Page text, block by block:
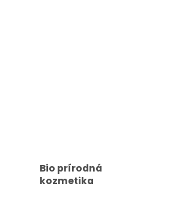
Bio prírodná
kozmetika